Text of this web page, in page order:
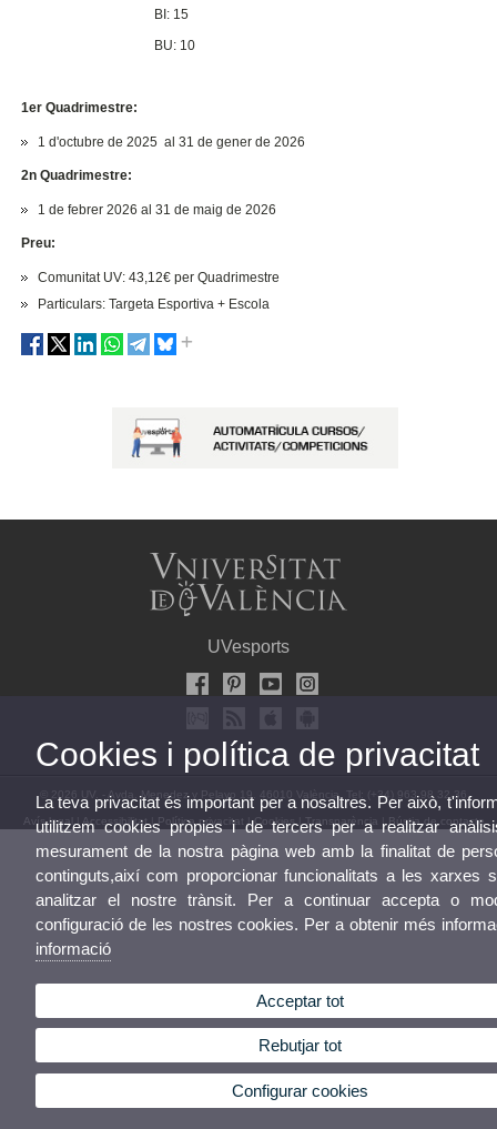
BI: 15
BU: 10
1er Quadrimestre:
1 d'octubre de 2025 al 31 de gener de 2026
2n Quadrimestre:
1 de febrer 2026 al 31 de maig de 2026
Preu:
Comunitat UV: 43,12€ per Quadrimestre
Particulars: Targeta Esportiva + Escola
UVesports
© 2026 UV. - Avda. Menedez y Pelayo 19. 46010 València. Tel: (+34) 963 98 32 36
Avís legal Accessibilitat Política privacitat |Cookies Transparència Bústia de contacte
Cookies i política de privacitat
La teva privacitat és important per a nosaltres. Per això,
utilitzem cookies pròpies i de tercers per a realitzar
mesurament de la nostra pàgina web amb la finalitat de
continguts,així com proporcionar funcionalitats a les xarxes
analitzar el nostre trànsit. Per a continuar accepta o
configuració de les nostres cookies. Per a obtenir més
informació
Acceptar tot
Rebutjar tot
Configurar cookies